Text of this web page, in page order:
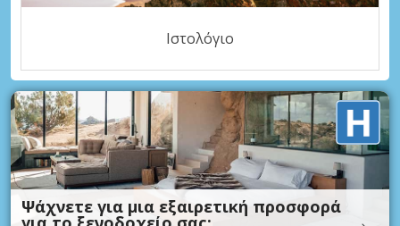
Ιστολόγιο
Ψάχνετε για μια εξαιρετική προσφορά